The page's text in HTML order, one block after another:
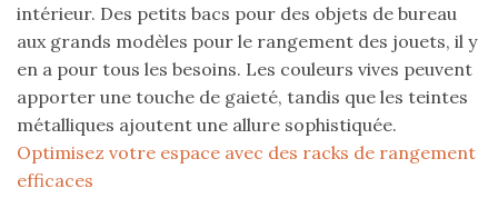
intérieur. Des petits bacs pour des objets de bureau
aux grands modèles pour le rangement des jouets, il y
en a pour tous les besoins. Les couleurs vives peuvent
apporter une touche de gaieté, tandis que les teintes
métalliques ajoutent une allure sophistiquée.
Optimisez votre espace avec des racks de rangement
efficaces